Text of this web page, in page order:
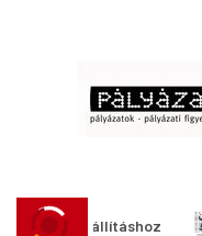
kiállításhoz